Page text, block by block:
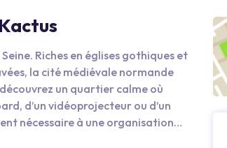
Riches en églises gothiques et
la cité médiévale normande
un quartier calme où
d’un vidéoprojecteur ou d’un
nécessaire à une organisation
leur capacité et la configuration